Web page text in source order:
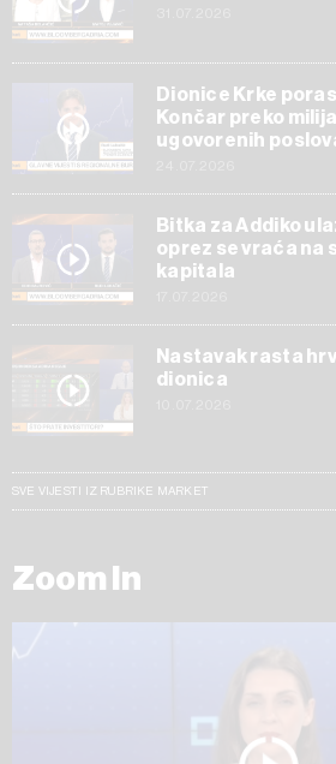
Dionice Krke
Končar preko
ugovorenih
Bitka za Addiko
oprez se vraća na
kapitala
Nastavak rasta
dionica
SVE VIJESTI IZ RUBRIKE MARKET
Zoom In